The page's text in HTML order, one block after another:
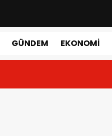
GÜNDEM EKONOMI